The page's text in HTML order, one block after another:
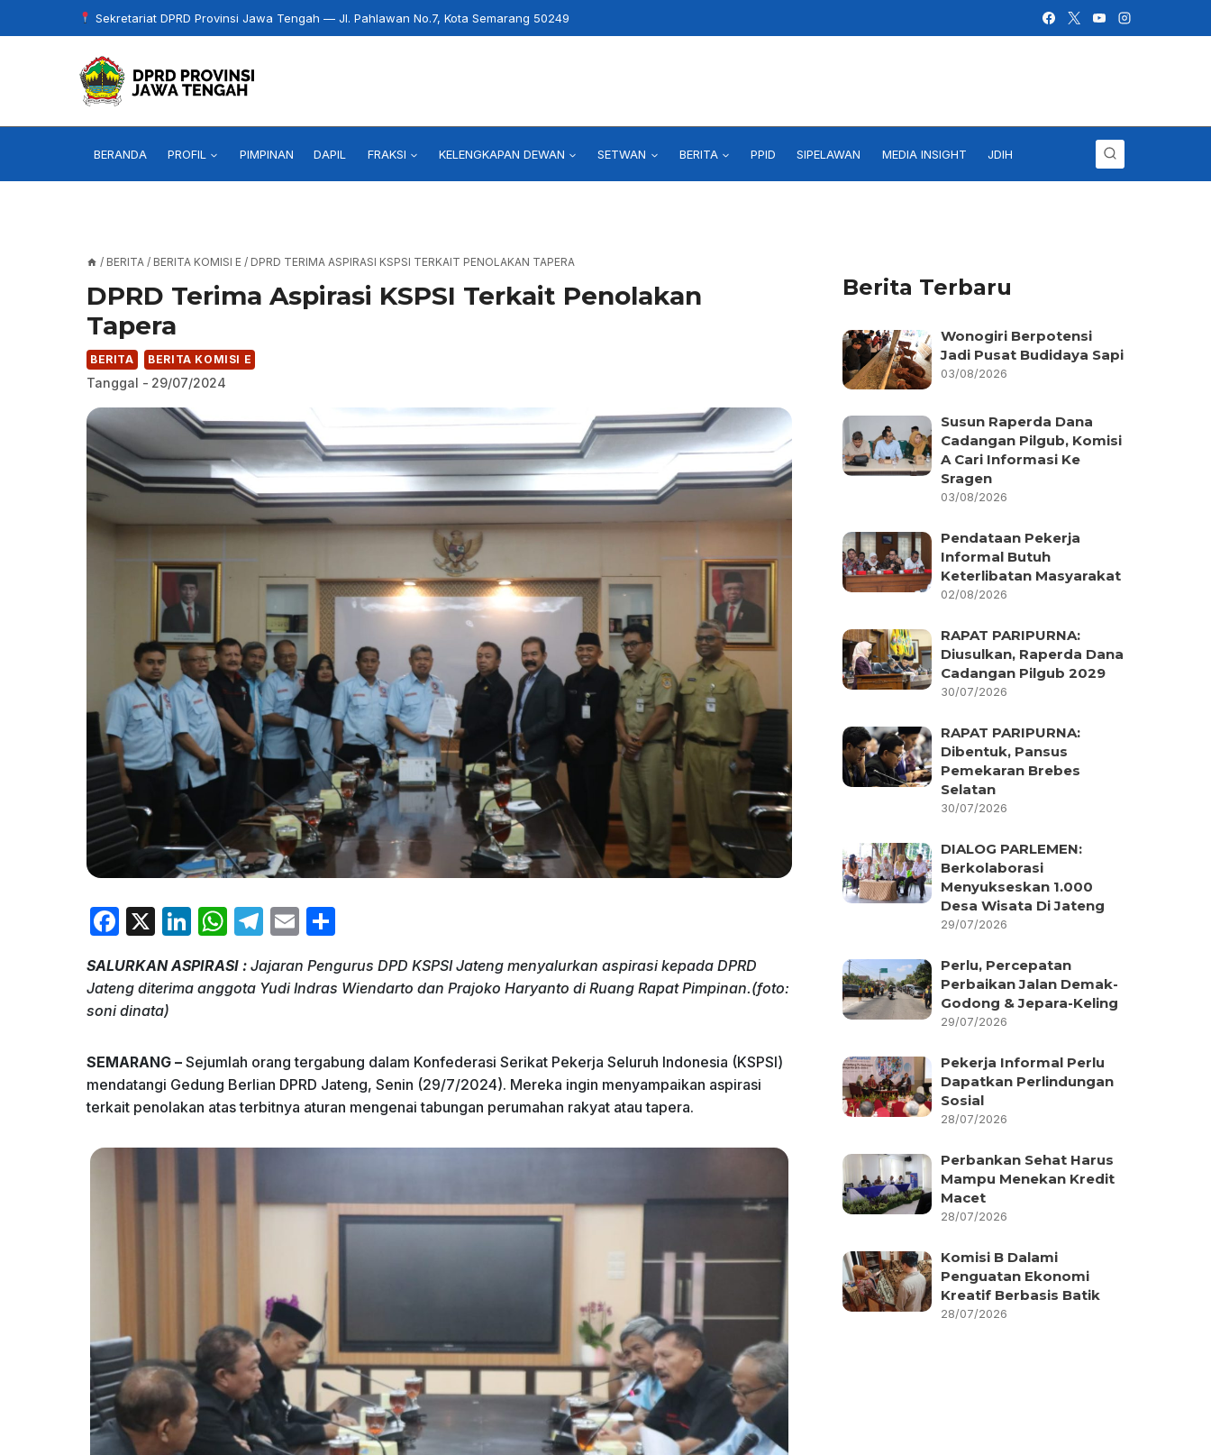
to
Sekretariat DPRD Provinsi Jawa Tengah — Jl. Pahlawan No.7, Kota Semarang 50249
BERANDA PROFIL PIMPINAN DAPIL FRAKSI KELENGKAPAN DEWAN SETWAN BERITA PPID SIPELAWAN MEDIA INSIGHT JDIH
/ BERITA / BERITA KOMISI E / DPRD TERIMA ASPIRASI KSPSI TERKAIT PENOLAKAN TAPERA
DPRD Terima Aspirasi KSPSI Terkait Penolakan
Tapera
BERITA BERITA KOMISI E
Tanggal - 29/07/2024
F
c
e
o
o
k
X
Li
k
n
W
at
s
p
p
T
e
m
E
ai ar
SALURKAN ASPIRASI : Jajaran Pengurus DPD KSPSI Jateng menyalurkan aspirasi kepada DPRD
Jateng diterima anggota Yudi Indras Wiendarto dan Prajoko Haryanto di Ruang Rapat Pimpinan.(foto:
soni dinata)
SEMARANG – Sejumlah orang tergabung dalam Konfederasi Serikat Pekerja Seluruh Indonesia (KSPSI)
mendatangi Gedung Berlian DPRD Jateng, Senin (29/7/2024). Mereka ingin menyampaikan aspirasi
terkait penolakan atas terbitnya aturan mengenai tabungan perumahan rakyat atau tapera.
Berita Terbaru
Wonogiri Berpotensi
Jadi Pusat Budidaya Sapi
03/08/2026
Susun Raperda Dana
Cadangan Pilgub, Komisi
A Cari Informasi Ke
Sragen
03/08/2026
Pendataan Pekerja
Informal Butuh
Keterlibatan Masyarakat
02/08/2026
RAPAT PARIPURNA:
Diusulkan, Raperda Dana
Cadangan Pilgub 2029
30/07/2026
RAPAT PARIPURNA:
Dibentuk, Pansus
Pemekaran Brebes
Selatan
30/07/2026
DIALOG PARLEMEN:
Berkolaborasi
Menyukseskan 1.000
Desa Wisata Di Jateng
29/07/2026
Perlu, Percepatan
Perbaikan Jalan Demak-
Godong & Jepara-Keling
29/07/2026
Pekerja Informal Perlu
Dapatkan Perlindungan
Sosial
28/07/2026
Perbankan Sehat Harus
Mampu Menekan Kredit
Macet
28/07/2026
Komisi B Dalami
Penguatan Ekonomi
Kreatif Berbasis Batik
28/07/2026